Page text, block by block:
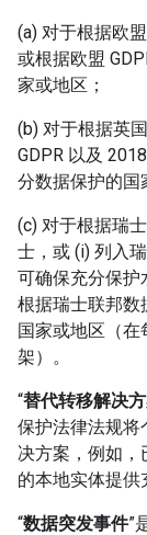
(a) 对于根据欧
或根据欧盟
家或地区；
(b) 对于根据英
GDPR 以及
分数据保护的
(c) 对于根据瑞
士，或 (i) 列入
可确保充分保护
根据瑞士联邦数
国家或地区（
架）。
“替代转移解决
保护法律法规
决方案，例如，
的本地实体提供
“数据突发事件”